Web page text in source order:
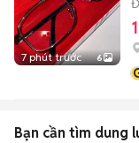
7 phút trước 6
Bạn cần tìm dung